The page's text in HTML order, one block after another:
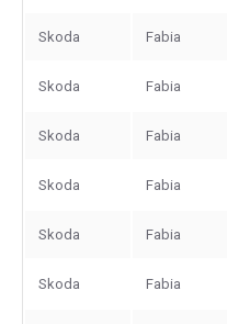
Skoda Fabia
Skoda Fabia
Skoda Fabia
Skoda Fabia
Skoda Fabia
Skoda Fabia